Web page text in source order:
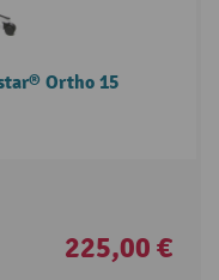
Ortho 15
225,00 €